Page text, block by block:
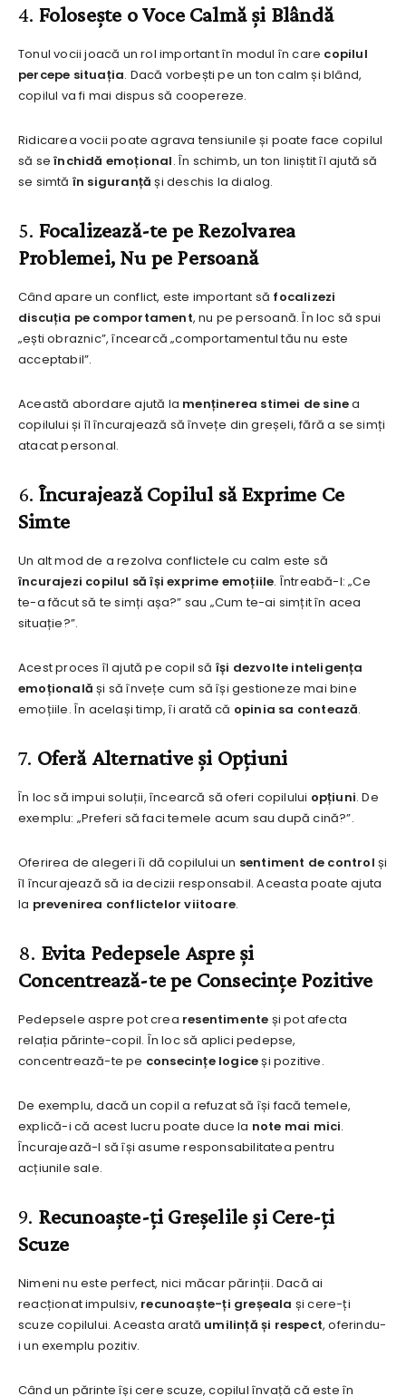
4. Folosește o Voce Calmă și Blândă
Tonul vocii joacă un rol important în modul în care copilul
percepe situația. Dacă vorbești pe un ton calm și blând,
copilul va fi mai dispus să coopereze.
Ridicarea vocii poate agrava tensiunile și poate face copilul
să seînchidă emoțional. În schimb, un ton liniștit îl ajută să
se simtă în siguranță și deschis la dialog.
5. Focalizează-te pe Rezolvarea
Problemei, Nu pe Persoană
Când apare un conflict, este important să focalizezi
discuția pe comportament, nu pe persoană. În loc să spui
„ești obraznic”, încearcă „comportamentul tău nu este
acceptabil”.
Această abordare ajută la menținerea stimei de sinea
copilului și îl încurajează să învețe din greșeli, fără a se simți
atacat personal.
6.Încurajează Copilul să Exprime Ce
Simte
Un alt mod de a rezolva conflictele cu calm este să
încurajezi copilul să își exprime emoțiile. Întreabă-l: „Ce
te-a făcut să te simți așa?” sau „Cum te-ai simțit în acea
situație?”.
Acest proces îl ajută pe copil să își dezvolte inteligența
emoțională și să învețe cum să își gestioneze mai bine
emoțiile. În același timp, îi arată că opinia sa contează.
7. Oferă Alternative și Opțiuni
În loc să impui soluții, încearcă să oferi copilului opțiuni. De
exemplu: „Preferi să faci temele acum sau după cină?”.
Oferirea de alegeri îi dă copilului un sentiment de control și
îl încurajează să ia decizii responsabil. Aceasta poate ajuta
la prevenirea conflictelor viitoare.
8. Evita Pedepsele Aspre și
Concentrează-te pe Consecințe Pozitive
Pedepsele aspre pot crea resentimente și pot afecta
relația părinte-copil. În loc să aplici pedepse,
concentrează-te pe consecințe logiceși pozitive.
De exemplu, dacă un copil a refuzat să își facă temele,
explică-i că acest lucru poate duce la note mai mici.
Încurajează-l să își asume responsabilitatea pentru
acțiunile sale.
9. Recunoaște-ți Greșelile și Cere-ți
Scuze
Nimeni nu este perfect, nici măcar părinții. Dacă ai
reacționat impulsiv, recunoaște-ți greșeala și cere-ți
scuze copilului. Aceasta arată umilință și respect, oferindu-
i un exemplu pozitiv.
Când un părinte își cere scuze, copilul învață că este în